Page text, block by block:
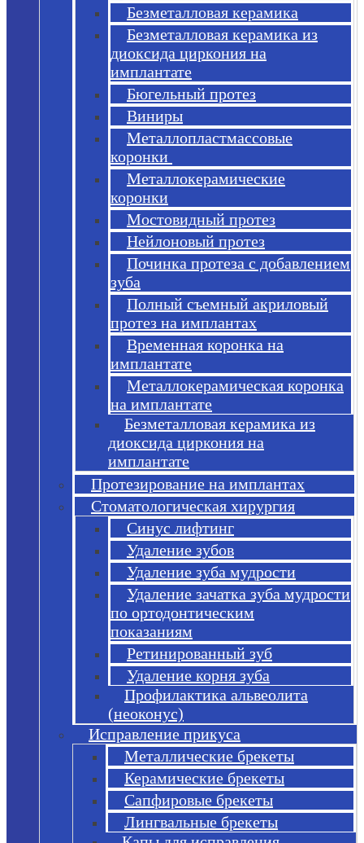
Безметалловая керамика
Безметалловая керамика из
диоксида циркония на
имплантате
Бюгельный протез
Виниры
Металлопластмассовые
коронки
Металлокерамические
коронки
Мостовидный протез
Нейлоновый протез
Починка протеза с добавлением
зуба
Полный съемный акриловый
протез на имплантах
Временная коронка на
имплантате
Металлокерамическая коронка
на имплантате
Безметалловая керамика из
диоксида циркония на
имплантате
Протезирование на имплантах
Стоматологическая хирургия
Синус лифтинг
Удаление зубов
Удаление зуба мудрости
Удаление зачатка зуба мудрости
по ортодонтическим
показаниям
Ретинированный зуб
Удаление корня зуба
Профилактика альвеолита
(неоконус)
Исправление прикуса
Металлические брекеты
Керамические брекеты
Сапфировые брекеты
Лингвальные брекеты